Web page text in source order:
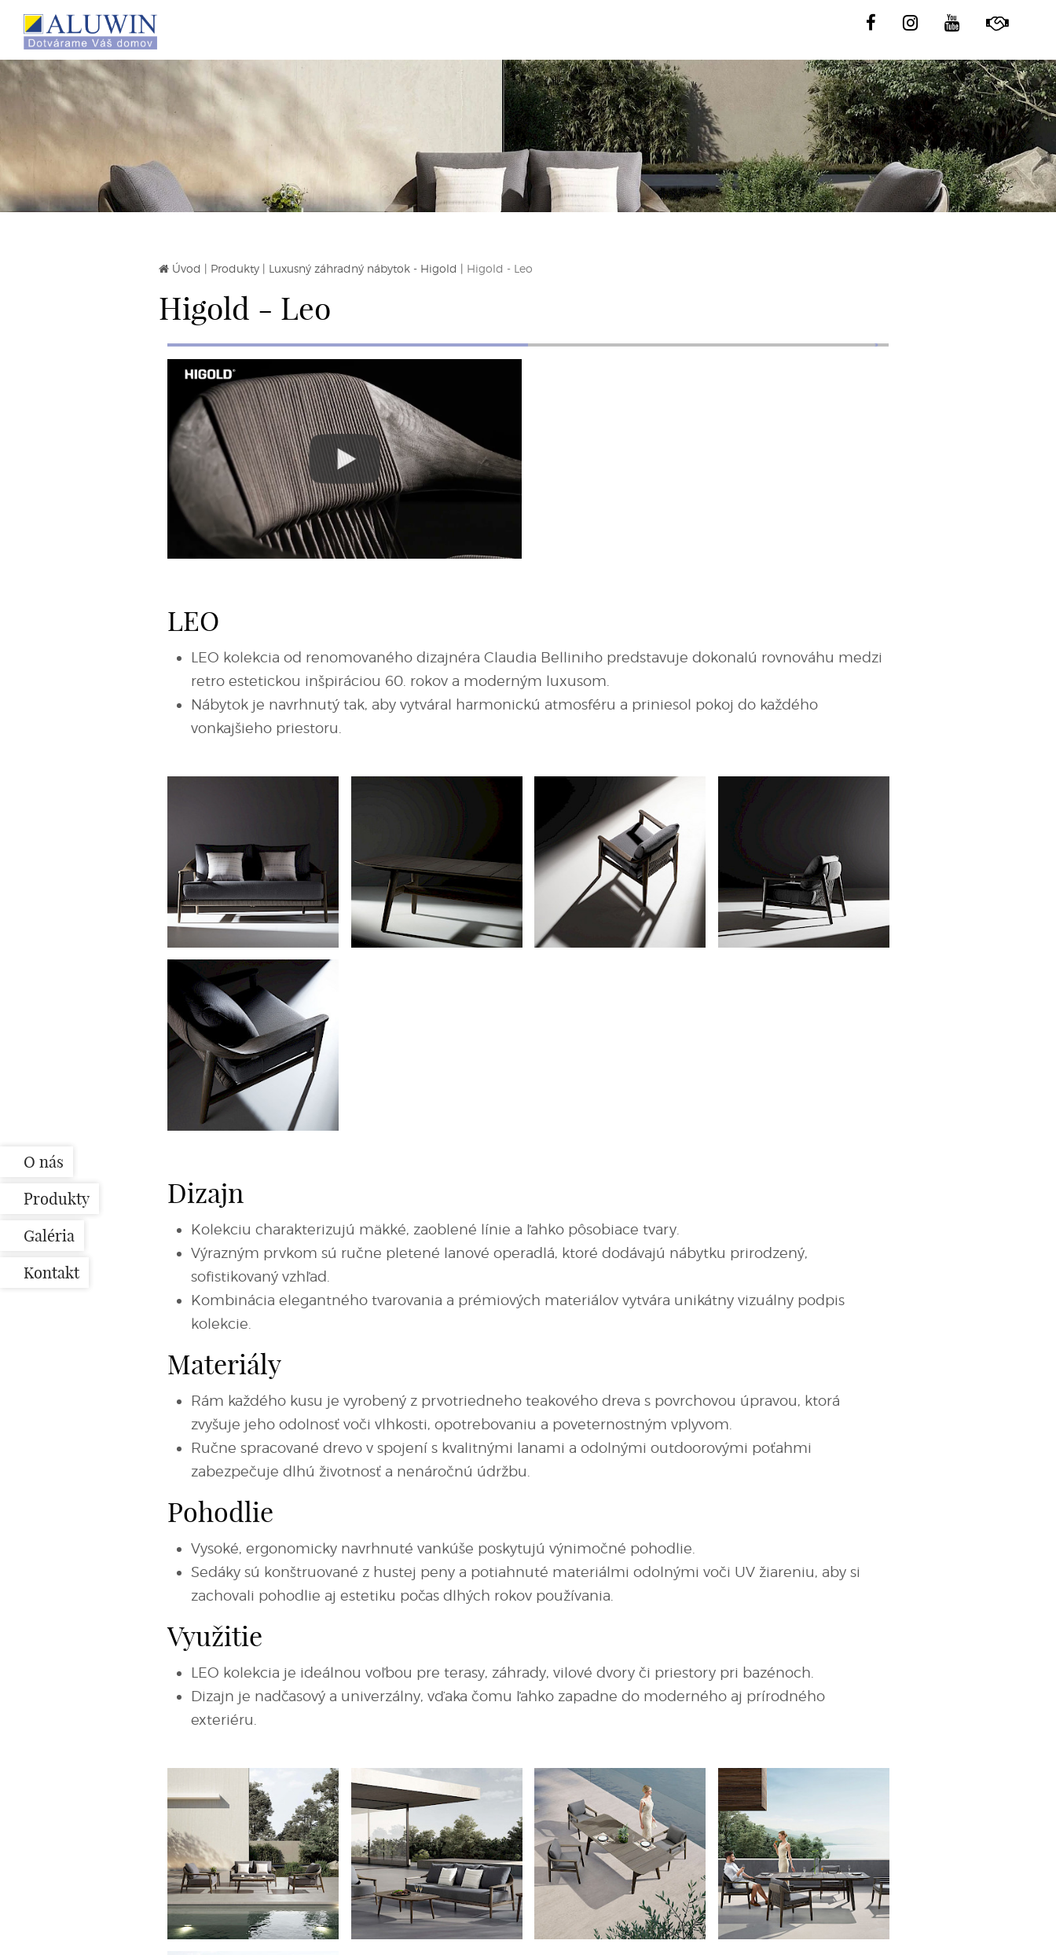
O nás
Produkty
Galéria
Kontakt
Úvod | Produkty | Luxusný záhradný nábytok - Higold | Higold - Leo
Higold - Leo
LEO
LEO kolekcia od renomovaného dizajnéra Claudia Belliniho predstavuje dokonalú rovnováhu medzi
retro estetickou inšpiráciou 60. rokov a moderným luxusom.
Nábytok je navrhnutý tak, aby vytváral harmonickú atmosféru a priniesol pokoj do každého
vonkajšieho priestoru.
Dizajn
Kolekciu charakterizujú mäkké, zaoblené línie a ľahko pôsobiace tvary.
Výrazným prvkom sú ručne pletené lanové operadlá, ktoré dodávajú nábytku prirodzený,
sofistikovaný vzhľad.
Kombinácia elegantného tvarovania a prémiových materiálov vytvára unikátny vizuálny podpis
kolekcie.
Materiály
Rám každého kusu je vyrobený z prvotriedneho teakového dreva s povrchovou úpravou, ktorá
zvyšuje jeho odolnosť voči vlhkosti, opotrebovaniu a poveternostným vplyvom.
Ručne spracované drevo v spojení s kvalitnými lanami a odolnými outdoorovými poťahmi
zabezpečuje dlhú životnosť a nenáročnú údržbu.
Pohodlie
Vysoké, ergonomicky navrhnuté vankúše poskytujú výnimočné pohodlie.
Sedáky sú konštruované z hustej peny a potiahnuté materiálmi odolnými voči UV žiareniu, aby si
zachovali pohodlie aj estetiku počas dlhých rokov používania.
Využitie
LEO kolekcia je ideálnou voľbou pre terasy, záhrady, vilové dvory či priestory pri bazénoch.
Dizajn je nadčasový a univerzálny, vďaka čomu ľahko zapadne do moderného aj prírodného
exteriéru.